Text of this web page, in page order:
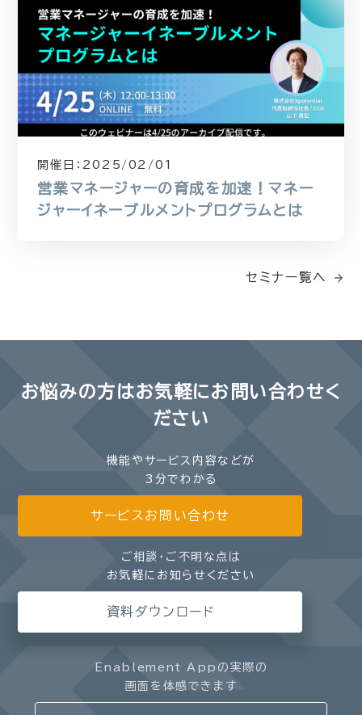
開催日： 2025/02/01
営業マネージャーの育成を加速！マネー
ジャーイネーブルメントプログラムとは
セミナー覧へ
お悩みの方はお気軽にお問い合わせく
ださい
機能やサービス内容などが
3分でわかる
サービスお問い合わせ
ご相談・ご不明な点は
お気軽にお知らせください
資料ダウンロード
Enablement Appの実際の
画面を体感できます